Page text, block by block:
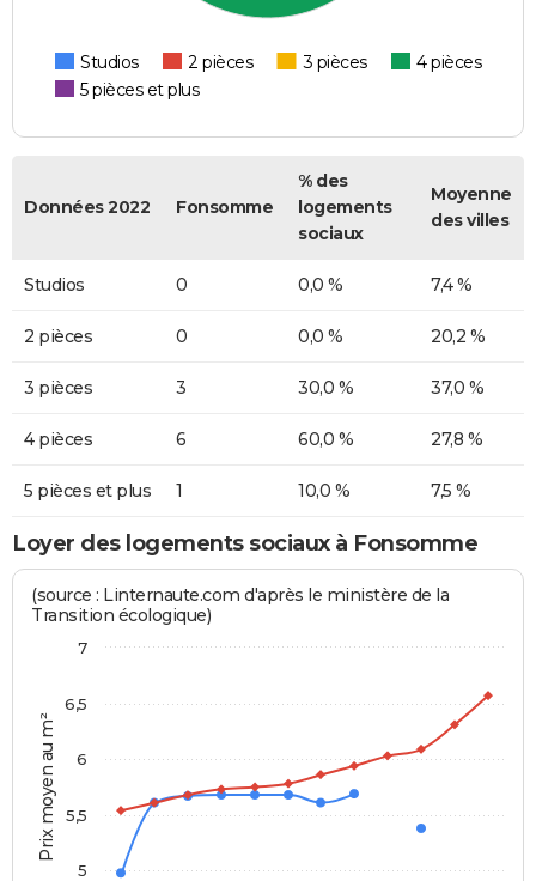
Studios 2 pièces 3 pièces
4 pièces
5 pièces et plus
Données 2022 Fonsomme
% des
logements
sociaux
Moyenne
des villes
Studios 0 0,0 % 7,4 %
2 pièces 0 0,0 % 20,2 %
3 pièces 3 30,0 % 37,0 %
4 pièces 6 60,0 % 27,8 %
5 pièces et plus 1 10,0 % 7,5 %
Loyer des logements sociaux à Fonsomme
Prix moyen au m²
(source : Linternaute.com d'après le ministère de la
Transition écologique)
5
5,5
6
6,5
7